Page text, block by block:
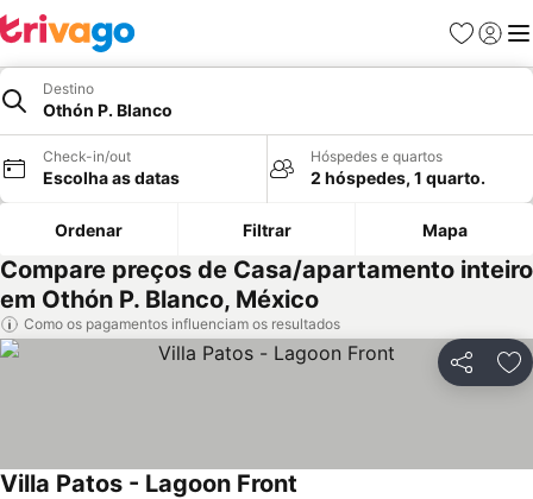
Favoritos
Iniciar
Destino
Othón P. Blanco
Check-in/out
Escolha as datas
Hóspedes e quartos
2 hóspedes, 1 quarto.
Ordenar Filtrar Mapa
Compare preços de Casa/apartamento inteiro
em Othón P. Blanco, México
Como os pagamentos influenciam os resultados
Partilhar
Villa Patos - Lagoon Front